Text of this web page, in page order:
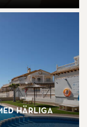
härliga